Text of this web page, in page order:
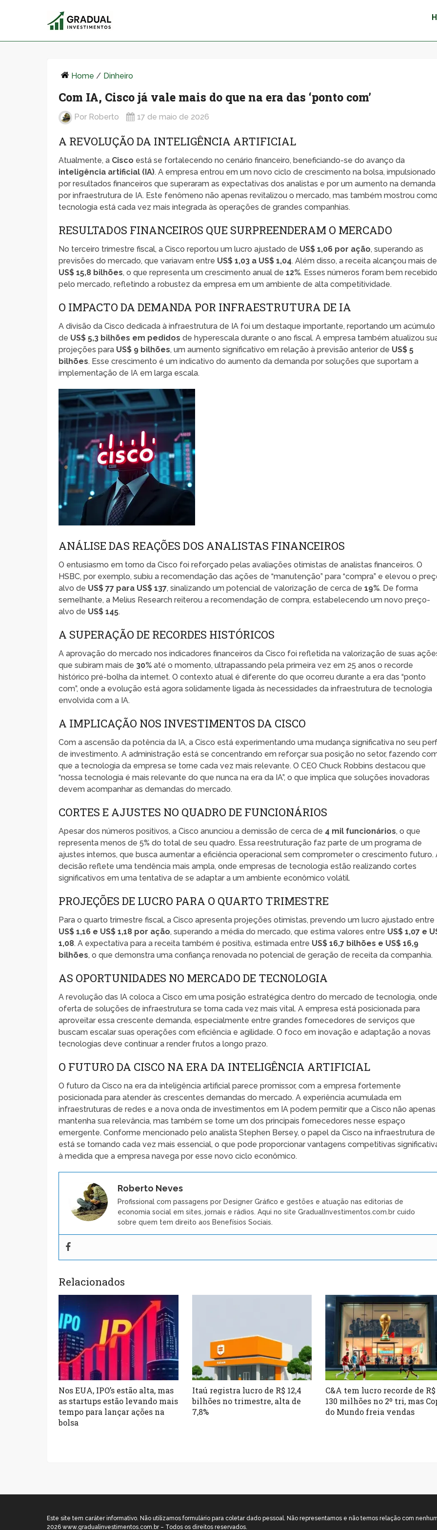
Home / Dinheiro
Com IA, Cisco já vale mais do que na era das ‘ponto com’
Por Roberto 17 de maio de 2026
A REVOLUÇÃO DA INTELIGÊNCIA ARTIFICIAL
Atualmente, a Cisco está se fortalecendo no cenário financeiro, beneficiando-se do avanço da
inteligência artificial (IA). A empresa entrou em um novo ciclo de crescimento na bolsa, impulsionado
por resultados financeiros que superaram as expectativas dos analistas e por um aumento na demanda
por infraestrutura de IA. Este fenômeno não apenas revitalizou o mercado, mas também mostrou
tecnologia está cada vez mais integrada às operações de grandes companhias.
RESULTADOS FINANCEIROS QUE SURPREENDERAM O MERCADO
No terceiro trimestre fiscal, a Cisco reportou um lucro ajustado de US$ 1,06 por ação, superando as
previsões do mercado, que variavam entre US$ 1,03 a US$ 1,04. Além disso, a receita alcançou mais de
US$ 15,8 bilhões, o que representa um crescimento anual de12%. Esses números foram bem
pelo mercado, refletindo a robustez da empresa em um ambiente de alta competitividade.
O IMPACTO DA DEMANDA POR INFRAESTRUTURA DE IA
A divisão da Cisco dedicada à infraestrutura de IA foi um destaque importante, reportando um acúmulo
de US$ 5,3 bilhões em pedidos de hyperescala durante o ano fiscal. A empresa também atualizou
projeções para US$ 9 bilhões, um aumento significativo em relação à previsão anterior de US$ 5
bilhões. Esse crescimento é um indicativo do aumento da demanda por soluções que suportam a
implementação de IA em larga escala.
ANÁLISE DAS REAÇÕES DOS ANALISTAS FINANCEIROS
O entusiasmo em torno da Cisco foi reforçado pelas avaliações otimistas de analistas financeiros. O
HSBC, por exemplo, subiu a recomendação das ações de “manutenção” para “compra” e elevou o
alvo de US$ 77 para US$ 137, sinalizando um potencial de valorização de cerca de19%. De forma
semelhante, a Melius Research reiterou a recomendação de compra, estabelecendo um novo preço-
alvo de US$ 145.
A SUPERAÇÃO DE RECORDES HISTÓRICOS
A aprovação do mercado nos indicadores financeiros da Cisco foi refletida na valorização de suas
que subiram mais de 30% até o momento, ultrapassando pela primeira vez em 25 anos o recorde
histórico pré-bolha da internet. O contexto atual é diferente do que ocorreu durante a era das “ponto
com”, onde a evolução está agora solidamente ligada às necessidades da infraestrutura de tecnologia
envolvida com a IA.
A IMPLICAÇÃO NOS INVESTIMENTOS DA CISCO
Com a ascensão da potência da IA, a Cisco está experimentando uma mudança significativa no seu
de investimento. A administração está se concentrando em reforçar sua posição no setor, fazendo
que a tecnologia da empresa se torne cada vez mais relevante. O CEO Chuck Robbins destacou que
“nossa tecnologia é mais relevante do que nunca na era da IA”, o que implica que soluções inovadoras
devem acompanhar as demandas do mercado.
CORTES E AJUSTES NO QUADRO DE FUNCIONÁRIOS
Apesar dos números positivos, a Cisco anunciou a demissão de cerca de 4 mil funcionários, o que
representa menos de 5% do total de seu quadro. Essa reestruturação faz parte de um programa de
ajustes internos, que busca aumentar a eficiência operacional sem comprometer o crescimento futuro.
decisão reflete uma tendência mais ampla, onde empresas de tecnologia estão realizando cortes
significativos em uma tentativa de se adaptar a um ambiente econômico volátil.
PROJEÇÕES DE LUCRO PARA O QUARTO TRIMESTRE
Para o quarto trimestre fiscal, a Cisco apresenta projeções otimistas, prevendo um lucro ajustado entre
US$ 1,16 e US$ 1,18 por ação, superando a média do mercado, que estima valores entre US$ 1,07 e
1,08. A expectativa para a receita também é positiva, estimada entre US$ 16,7 bilhões e US$ 16,9
bilhões, o que demonstra uma confiança renovada no potencial de geração de receita da companhia.
AS OPORTUNIDADES NO MERCADO DE TECNOLOGIA
A revolução das IA coloca a Cisco em uma posição estratégica dentro do mercado de tecnologia,
oferta de soluções de infraestrutura se torna cada vez mais vital. A empresa está posicionada para
aproveitar essa crescente demanda, especialmente entre grandes fornecedores de serviços que
buscam escalar suas operações com eficiência e agilidade. O foco em inovação e adaptação a novas
tecnologias deve continuar a render frutos a longo prazo.
O FUTURO DA CISCO NA ERA DA INTELIGÊNCIA ARTIFICIAL
O futuro da Cisco na era da inteligência artificial parece promissor, com a empresa fortemente
posicionada para atender às crescentes demandas do mercado. A experiência acumulada em
infraestruturas de redes e a nova onda de investimentos em IA podem permitir que a Cisco não apenas
mantenha sua relevância, mas também se torne um dos principais fornecedores nesse espaço
emergente. Conforme mencionado pelo analista Stephen Bersey, o papel da Cisco na infraestrutura de
está se tornando cada vez mais essencial, o que pode proporcionar vantagens competitivas
à medida que a empresa navega por esse novo ciclo econômico.
Roberto Neves
Profissional com passagens por Designer Gráfico e gestões e atuação nas editorias de
economia social em sites, jornais e rádios. Aqui no site GradualInvestimentos.com.br cuido
sobre quem tem direito aos Benefísios Sociais.
Relacionados
Nos EUA, IPO’s estão alta, mas
as startups estão levando mais
tempo para lançar ações na
bolsa
Itaú registra lucro de R$ 12,4
bilhões no trimestre, alta de
7,8%
C&A tem lucro recorde de R$
130 milhões no 2º tri, mas
do Mundo freia vendas
Este site tem caráter informativo. Não utilizamos formulário para coletar dado pessoal. Não representamos e não temos relação com
2026 www.gradualinvestimentos.com.br – Todos os direitos reservados.